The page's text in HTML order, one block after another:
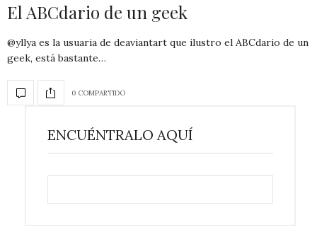
El ABCdario de un geek
@yllya es la usuaria de deaviantart que ilustro el ABCdario de un
geek, está bastante…
0 COMPARTIDO
ENCUÉNTRALO AQUÍ